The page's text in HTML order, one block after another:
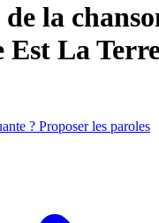
la
Est La
? Proposer les paroles